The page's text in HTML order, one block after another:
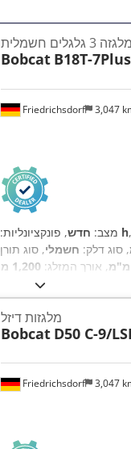
Friedrichsdorf 3,047
מלגזה 3 גלגלים חשמלית
Bobcat B18T-7Plus
מצב: חדש, פונקציונליות: 5 h
, סוג דלק: חשמלי, סוג
, אורך המזלג: 1,200 מ"מ
Friedrichsdorf 3,047
מלגזות דיזל
Bobcat D50 C-9/